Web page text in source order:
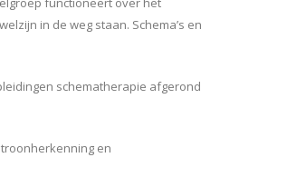
in de weg staan. Schema’s en
schematherapie afgerond
en